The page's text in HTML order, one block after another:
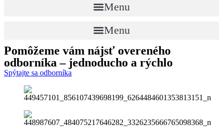
Menu
Menu
Pomôžeme vám nájsť overeného
odborníka– jednoducho a rýchlo
Spýtajte sa odborníka